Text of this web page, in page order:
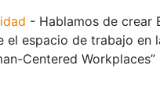
- Hablamos de crear
el espacio de trabajo en
Centered Workplaces”